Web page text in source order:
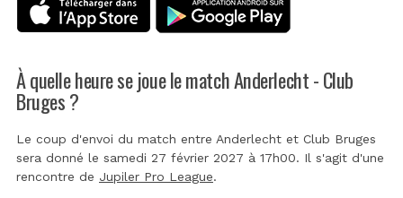
À quelle heure se joue le match Anderlecht - Club
Bruges ?
Le coup d'envoi du match entre Anderlecht et Club Bruges
sera donné le samedi 27 février 2027 à 17h00. Il s'agit d'une
rencontre de Jupiler Pro League.